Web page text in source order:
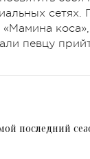
сетях.
певцу
последний